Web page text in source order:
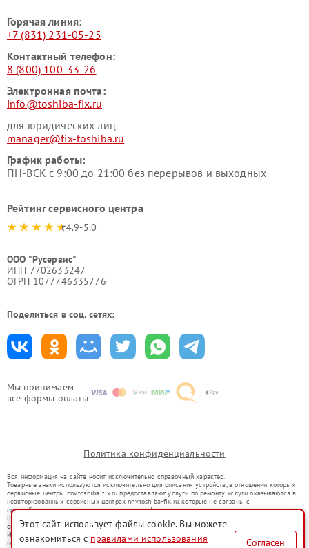
Мы принимаем
все формы оплаты
Горячая линия:
+7 (831) 231-05-25
Контактный телефон:
8 (800) 100-33-26
Электронная почта:
info@toshiba-fix.ru
для юридических лиц
manager@fix-toshiba.ru
График работы:
ПН-ВСК с 9:00 до 21:00 без перерывов и выходных
Рейтинг сервисного центра
4.9-5.0
ООО "Русервис"
ИНН 7702633247
ОГРН 1077746335776
Поделиться в соц. сетях:
Политика конфиденциальности
Вся информация на сайте носит исключительно справочный характер.
Товарные знаки используются исключительно для описания устройств, в отношении которых
сервисные центры nnv.toshiba-fix.ru предоставляют услуги по ремонту. Услуги оказываются в
неавторизованных сервисных центрах nnv.toshiba-fix.ru, которые не связаны с
правообладателями товарных знаков или их официальными представителями.
Ремонт осуществляется для устройств, уже введенных в гражданский оборот в соответствии
со статьей 1487 ГК РФ.
Использование товарных знаков не преследует цели индивидуализации услуг или введения
потребителей в заблуждение, а служит для информирования о предоставляемых услугах по
Этот сайт использует файлы cookie. Вы можете
ознакомиться с правилами использования
Согласен